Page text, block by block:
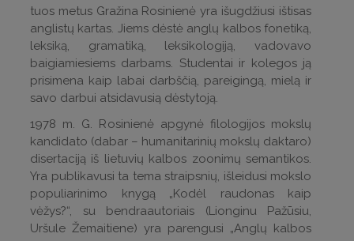
tuos metus Gražina Rosinienė yra išugdžiusi ištisas
anglistų kartas. Jiems dėstė anglų kalbos fonetiką,
leksiką, gramatiką, leksikologiją, vadovavo
baigiamiesiems darbams. Studentai ir kolegos ją
prisimena kaip labai darbščią, pareigingą, mielą ir
savo darbui atsidavusią dėstytoją.
1978 m. G. Rosinienė apgynė filologijos mokslų
kandidato (dabar – humanitarinių mokslų daktaro)
disertaciją iš lietuvių kalbos zoonimų semantikos.
Yra publikavusi ta tema straipsnių, išleidusi mokslo
populiarinimo knygą „Kodėl raudonas kaip
vėžys?“, su bendraautoriais (Lionginu Pažūsiu,
Uršule Žemaitiene) yra parengusi „Anglų kalbos